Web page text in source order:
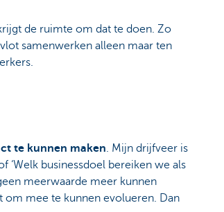
de ruimte om dat te doen. Zo
samenwerken alleen maar ten
te kunnen maken. Mijn drijfveer is
‘Welk businessdoel bereiken we als
meerwaarde meer kunnen
om mee te kunnen evolueren. Dan